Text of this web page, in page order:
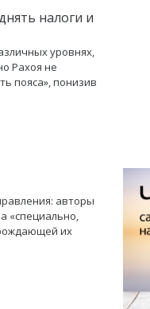
налоги и
уровнях,
Рахоя не
пояса», понизив
авторы
«специально,
их